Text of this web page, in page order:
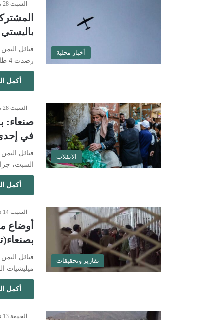
أخبار محلية
السبت 28 نوفمبر 2020 - 10:25 مساءً
قبائل
رصدت 4 طائرات…
أكمل
الانقلاب
السبت 28 نوفمبر 2020 - 5:33 مساءً
في
قبائل
السبت،
أكمل
تقارير وتحقيقات
السبت 14 نوفمبر 2020 - 4:47 مساءً
أوضاع
قبائل
ميليشيات
أكمل
الجمعة 13 نوفمبر 2020 - 7:37 مساءً